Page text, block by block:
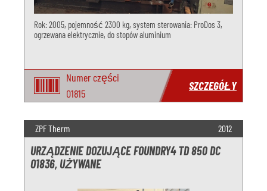
Rok: 2005, pojemność 2300 kg, system sterowania: ProDos 3,
ogrzewana elektrycznie, do stopów aluminium
Numer części
O1815
SZCZEGÓŁY
ZPF Therm 2012
URZĄDZENIE DOZUJĄCE FOUNDRY4 TD 850 DC
O1836, UŻYWANE